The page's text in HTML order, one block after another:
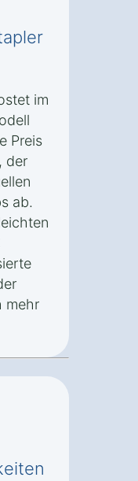
im
Preis
der
ab.
mehr